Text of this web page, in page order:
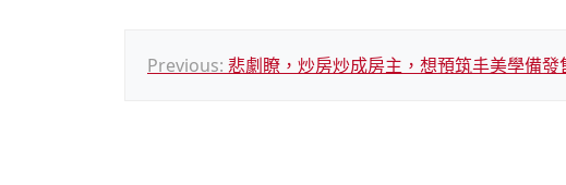
文
Previous: 悲劇瞭，炒房炒成房主，想預筑丰美學備